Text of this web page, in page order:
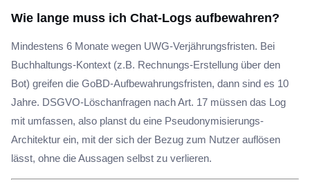
Wie lange muss ich Chat-Logs aufbewahren?
Mindestens 6 Monate wegen UWG-Verjährungsfristen. Bei
Buchhaltungs-Kontext (z.B. Rechnungs-Erstellung über den
Bot) greifen die GoBD-Aufbewahrungsfristen, dann sind es 10
Jahre. DSGVO-Löschanfragen nach Art. 17 müssen das Log
mit umfassen, also planst du eine Pseudonymisierungs-
Architektur ein, mit der sich der Bezug zum Nutzer auflösen
lässt, ohne die Aussagen selbst zu verlieren.